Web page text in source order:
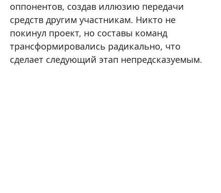
оппонентов, создав иллюзию передачи
средств другим участникам. Никто не
покинул проект, но составы команд
трансформировались радикально, что
сделает следующий этап непредсказуемым.